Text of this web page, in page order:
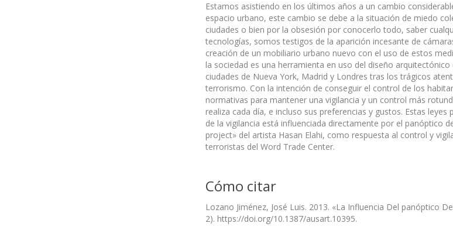
Estamos asistiendo en los últimos años a un cambio
espacio urbano, este cambio se debe a la situación de miedo
ciudades o bien por la obsesión por conocerlo todo, saber
tecnologías, somos testigos de la aparición incesante de
creación de un mobiliario urbano nuevo con el uso de estos
la sociedad es una herramienta en uso del diseño
ciudades de Nueva York, Madrid y Londres tras los trágicos
terrorismo. Con la intención de conseguir el control de los
normativas para mantener una vigilancia y un control más
realiza cada día, e incluso sus preferencias y gustos. Estas
de la vigilancia está influenciada directamente por el panóptico
project» del artista Hasan Elahi, como respuesta al control y
terroristas del Word Trade Center.
Cómo citar
Lozano Jiménez, José Luis. 2013. «La Influencia Del panóptico
2). https://doi.org/10.1387/ausart.10395.